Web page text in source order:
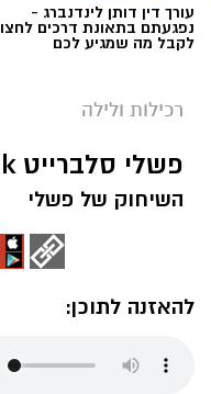
עורך דין דותן לינדנברג -
נפגעתם בתאונת דרכים לחצו
לקבל מה שמגיע לכם
רכילות ולילה
פשלי סלברייט 10k
השיחוק של פשלי
להאזנה לתוכן: